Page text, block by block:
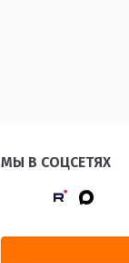
МЫ В СОЦСЕТЯХ